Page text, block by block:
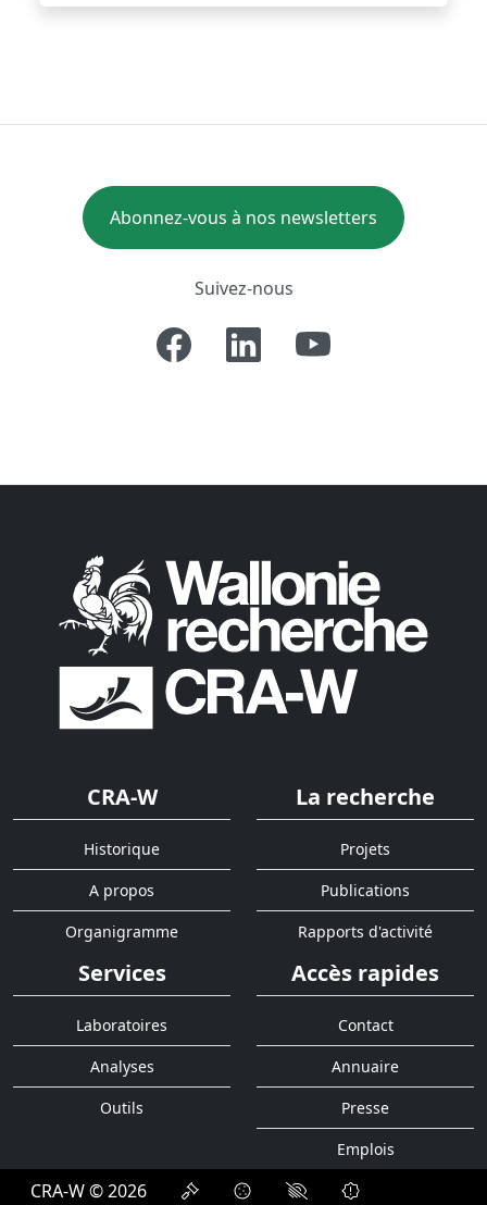
Abonnez-vous à nos newsletters
Suivez-nous
CRA-W
Historique
A propos
Organigramme
La recherche
Projets
Publications
Rapports d'activité
Services
Laboratoires
Analyses
Outils
Accès rapides
Contact
Annuaire
Presse
Emplois
CRA-W © 2026